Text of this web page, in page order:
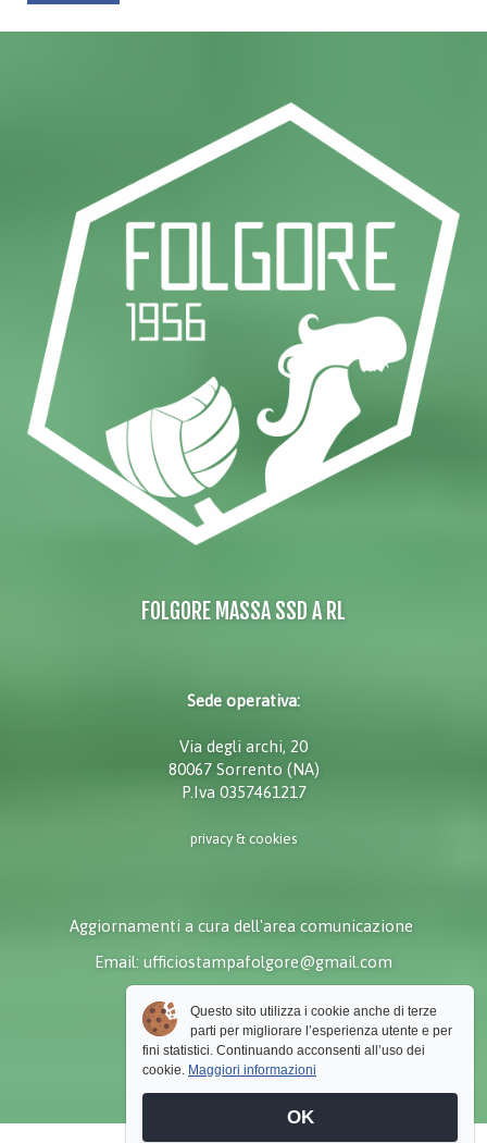
FOLGORE MASSA SSD A RL
Sede operativa:
Via degli archi, 20
80067 Sorrento (NA)
P.Iva 0357461217
privacy & cookies
Aggiornamenti a cura dell'area comunicazione
Email: ufficiostampafolgore@gmail.com
Questo sito utilizza i cookie anche di terze
parti per migliorare l’esperienza utente e per
fini statistici. Continuando acconsenti all’uso dei
cookie. Maggiori informazioni
OK